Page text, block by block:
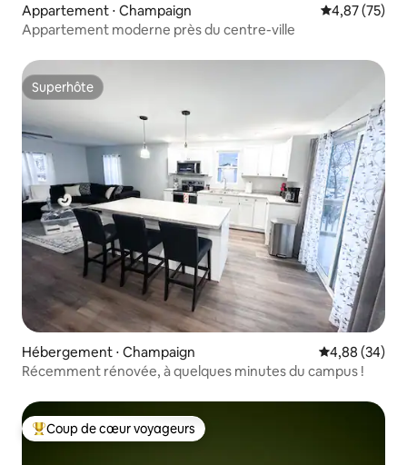
Appartement ⋅ Champaign Évaluation
4,87 (75)
Appartement moderne près du centre-ville
Superhôte
Superhôte
Hébergement ⋅ Champaign Évaluation
4,88 (34)
Récemment rénovée, à quelques minutes du campus !
Coups de cœur voyageurs les plus appréciés
Coup de cœur voyageurs